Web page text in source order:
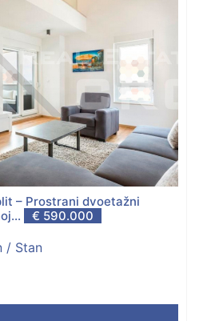
– Prostrani dvoetažni
€ 590.000
/ Stan